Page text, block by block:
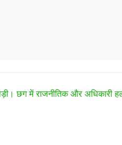
छग में राजनीतिक और अधिकारी